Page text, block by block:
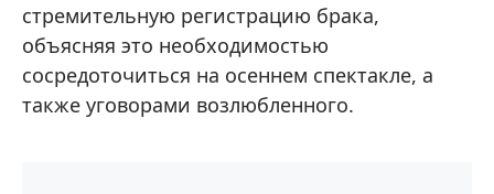
стремительную регистрацию брака,
объясняя это необходимостью
сосредоточиться на осеннем спектакле, а
также уговорами возлюбленного.